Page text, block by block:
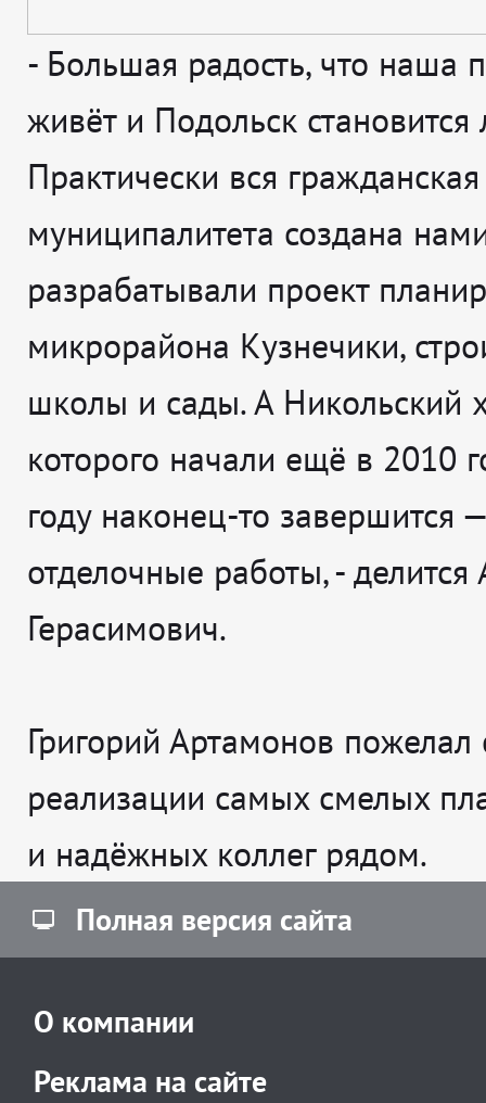
- Большая радость, что наша
живёт и Подольск становится
Практически вся
муниципалитета создана
разрабатывали проект
микрорайона Кузнечики,
школы и сады. А Никольский
которого начали ещё в 2010
году наконец-то завершится
отделочные работы, - делится
Герасимович.
Григорий Артамонов пожелал
реализации самых смелых
и надёжных коллег рядом.
Полная версия сайта
О компании
Реклама на сайте